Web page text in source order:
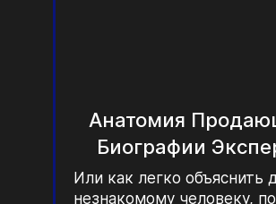
Анатомия
Биографии
Или как легко объяснить
незнакомому человеку,